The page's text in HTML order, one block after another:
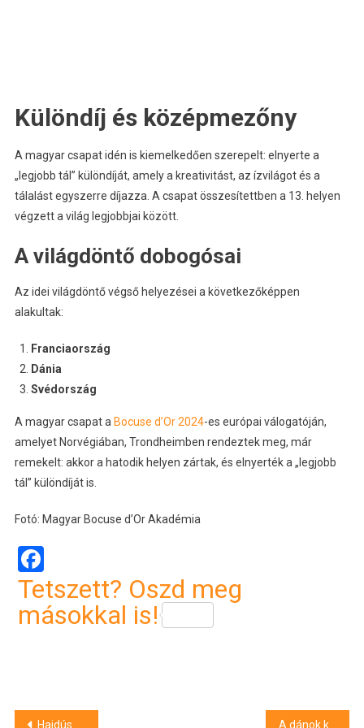
Különdíj és középmezőny
A magyar csapat idén is kiemelkedően szerepelt: elnyerte a
„legjobb tál” különdíját, amely a kreativitást, az ízvilágot és a
tálalást egyszerre díjazza. A csapat összesítettben a 13. helyen
végzett a világ legjobbjai között.
A világdöntő dobogósai
Az idei világdöntő végső helyezései a következőképpen
alakultak:
Franciaország
Dánia
Svédország
A magyar csapat a Bocuse d’Or 2024-es európai válogatóján,
amelyet Norvégiában, Trondheimben rendeztek meg, már
remekelt: akkor a hatodik helyen zártak, és elnyerték a „legjobb
tál” különdíját is.
Fotó: Magyar Bocuse d’Or Akadémia
Facebook
Tetszett? Oszd meg
másokkal is!
Hajdúszoboszló volt a megye legnépszerűbb belföldi úti célja 2024-ben